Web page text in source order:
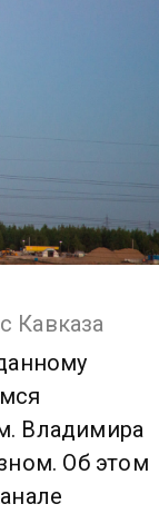
Кавказа
Владимира
Об этом